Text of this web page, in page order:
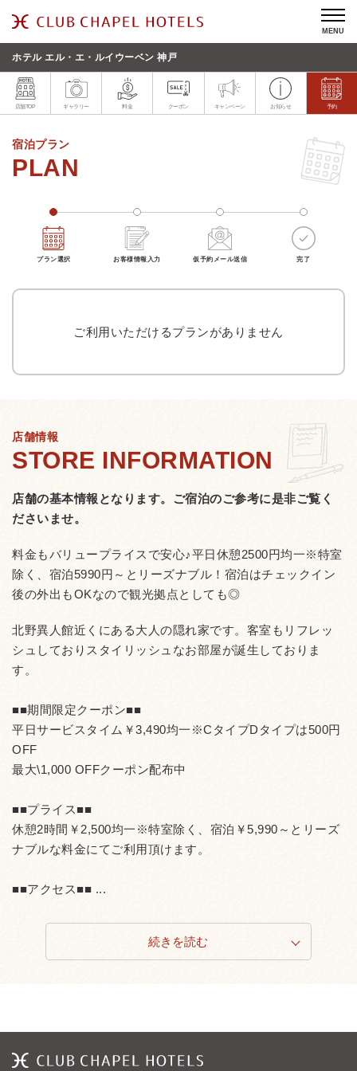
MENU
ホテル エル・エ・ルイウーベン 神戸
店舗TOP ギャラリー 料金 クーポン キャンペーン お知らせ 予約
宿泊プラン
プラン選択 お客様情報入力 仮予約メール送信 完了
ご利用いただけるプランがありません
店舗情報
店舗の基本情報となります。 ご宿泊のご参考に是非ご覧く
ださいませ。
料金もバリュープライスで安心♪平日休憩2500円均一※特室
除く、宿泊5990円～とリーズナブル！宿泊はチェックイン
後の外出もOKなので観光拠点としても◎
北野異人館近くにある大人の隠れ家です。客室もリフレッ
シュしておりスタイリッシュなお部屋が誕生しておりま
す。
■■期間限定クーポン■■
平日サービスタイム￥3,490均一※CタイプDタイプは500円
OFF
最大\1,000 OFFクーポン配布中
■■プライス■■
休憩2時間￥2,500均一※特室除く、宿泊￥5,990～とリーズ
ナブルな料金にてご利用頂けます。
■■アクセス■■ ...
続きを読む